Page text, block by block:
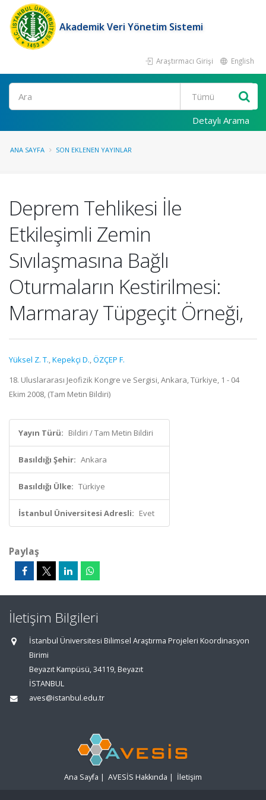
Akademik Veri Yönetim Sistemi
Araştırmacı Girişi English
Ara
Detaylı Arama
ANA SAYFA SON EKLENEN YAYINLAR
Deprem Tehlikesi İle
Etkileşimli Zemin
Sıvılaşmasına Bağlı
Oturmaların Kestirilmesi:
Marmaray Tüpgeçit Örneği,
Yüksel Z. T.,Kepekçi D.,ÖZÇEP F.
18. Uluslararası Jeofizik Kongre ve Sergisi, Ankara, Türkiye, 1 - 04
Ekim 2008, (Tam Metin Bildiri)
Yayın Türü: Bildiri / Tam Metin Bildiri
Basıldığı Şehir: Ankara
Basıldığı Ülke: Türkiye
İstanbul Üniversitesi Adresli: Evet
Paylaş
İletişim Bilgileri
İstanbul Üniversitesi Bilimsel Araştırma Projeleri Koordinasyon
Birimi
Beyazıt Kampüsü, 34119, Beyazıt
İSTANBUL
aves@istanbul.edu.tr
Ana Sayfa | AVESİS Hakkında | İletişim